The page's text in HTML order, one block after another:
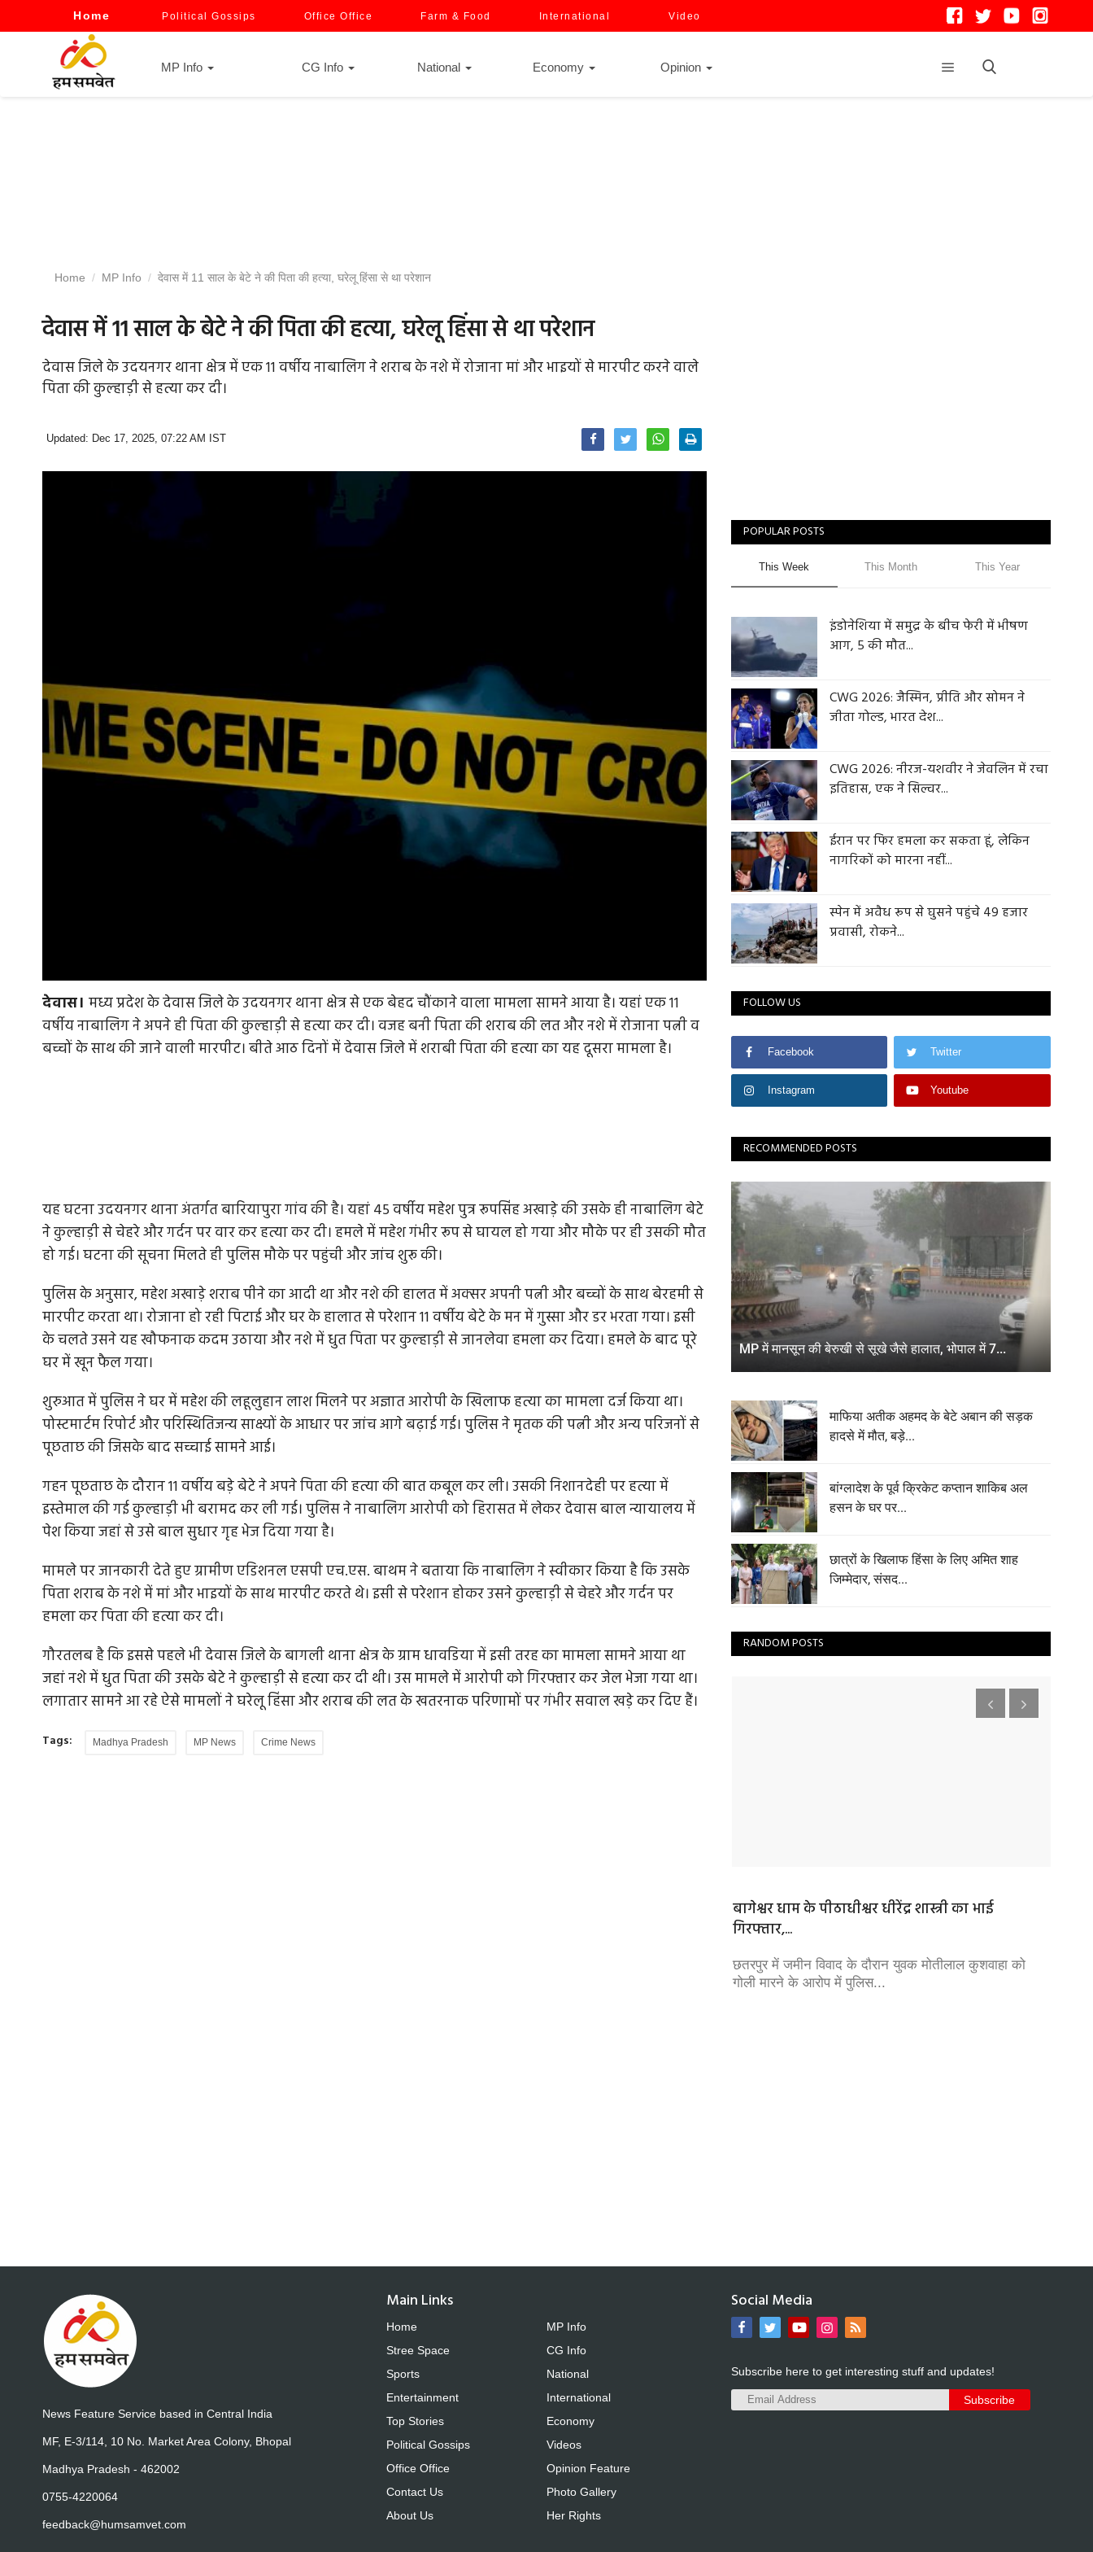
Home Political Gossips Office Office Farm & Food International Video
MP Info CG Info National Economy Opinion
Home MP Info देवास में 11 साल के बेटे ने की पिता की हत्या, घरेलू हिंसा से था परेशान
देवास में 11 साल के बेटे ने की पिता की हत्या, घरेलू हिंसा से था परेशान
देवास जिले के उदयनगर थाना क्षेत्र में एक 11 वर्षीय नाबालिग ने शराब के नशे में रोजाना मां और भाइयों से मारपीट करने वाले
पिता की कुल्हाड़ी से हत्या कर दी।
Updated: Dec 17, 2025, 07:22 AM IST
देवास। मध्य प्रदेश के देवास जिले के उदयनगर थाना क्षेत्र से एक बेहद चौंकाने वाला मामला सामने आया है। यहां एक 11
वर्षीय नाबालिग ने अपने ही पिता की कुल्हाड़ी से हत्या कर दी। वजह बनी पिता की शराब की लत और नशे में रोजाना पत्नी व
बच्चों के साथ की जाने वाली मारपीट। बीते आठ दिनों में देवास जिले में शराबी पिता की हत्या का यह दूसरा मामला है।
यह घटना उदयनगर थाना अंतर्गत बारियापुरा गांव की है। यहां 45 वर्षीय महेश पुत्र रूपसिंह अखाड़े की उसके ही नाबालिग बेटे
ने कुल्हाड़ी से चेहरे और गर्दन पर वार कर हत्या कर दी। हमले में महेश गंभीर रूप से घायल हो गया और मौके पर ही उसकी मौत
हो गई। घटना की सूचना मिलते ही पुलिस मौके पर पहुंची और जांच शुरू की।
पुलिस के अनुसार, महेश अखाड़े शराब पीने का आदी था और नशे की हालत में अक्सर अपनी पत्नी और बच्चों के साथ बेरहमी से
मारपीट करता था। रोजाना हो रही पिटाई और घर के हालात से परेशान 11 वर्षीय बेटे के मन में गुस्सा और डर भरता गया। इसी
के चलते उसने यह खौफनाक कदम उठाया और नशे में धुत पिता पर कुल्हाड़ी से जानलेवा हमला कर दिया। हमले के बाद पूरे
घर में खून फैल गया।
शुरुआत में पुलिस ने घर में महेश की लहूलुहान लाश मिलने पर अज्ञात आरोपी के खिलाफ हत्या का मामला दर्ज किया था।
पोस्टमार्टम रिपोर्ट और परिस्थितिजन्य साक्ष्यों के आधार पर जांच आगे बढ़ाई गई। पुलिस ने मृतक की पत्नी और अन्य परिजनों से
पूछताछ की जिसके बाद सच्चाई सामने आई।
गहन पूछताछ के दौरान 11 वर्षीय बड़े बेटे ने अपने पिता की हत्या की बात कबूल कर ली। उसकी निशानदेही पर हत्या में
इस्तेमाल की गई कुल्हाड़ी भी बरामद कर ली गई। पुलिस ने नाबालिग आरोपी को हिरासत में लेकर देवास बाल न्यायालय में
पेश किया जहां से उसे बाल सुधार गृह भेज दिया गया है।
मामले पर जानकारी देते हुए ग्रामीण एडिशनल एसपी एच.एस. बाथम ने बताया कि नाबालिग ने स्वीकार किया है कि उसके
पिता शराब के नशे में मां और भाइयों के साथ मारपीट करते थे। इसी से परेशान होकर उसने कुल्हाड़ी से चेहरे और गर्दन पर
हमला कर पिता की हत्या कर दी।
गौरतलब है कि इससे पहले भी देवास जिले के बागली थाना क्षेत्र के ग्राम धावडिया में इसी तरह का मामला सामने आया था
जहां नशे में धुत पिता की उसके बेटे ने कुल्हाड़ी से हत्या कर दी थी। उस मामले में आरोपी को गिरफ्तार कर जेल भेजा गया था।
लगातार सामने आ रहे ऐसे मामलों ने घरेलू हिंसा और शराब की लत के खतरनाक परिणामों पर गंभीर सवाल खड़े कर दिए हैं।
Tags: Madhya Pradesh MP News Crime News
POPULAR POSTS
This Week This Month This Year
इंडोनेशिया में समुद्र के बीच फेरी में भीषण
आग, 5 की मौत...
CWG 2026: जैस्मिन, प्रीति और सोमन ने
जीता गोल्ड, भारत देश...
CWG 2026: नीरज-यशवीर ने जेवलिन में रचा
इतिहास, एक ने सिल्वर...
ईरान पर फिर हमला कर सकता हूं, लेकिन
नागरिकों को मारना नहीं...
स्पेन में अवैध रूप से घुसने पहुंचे 49 हजार
प्रवासी, रोकने...
FOLLOW US
Facebook Twitter
Instagram Youtube
RECOMMENDED POSTS
MP में मानसून की बेरुखी से सूखे जैसे हालात, भोपाल में 7...
माफिया अतीक अहमद के बेटे अबान की सड़क
हादसे में मौत, बड़े...
बांग्लादेश के पूर्व क्रिकेट कप्तान शाकिब अल
हसन के घर पर...
छात्रों के खिलाफ हिंसा के लिए अमित शाह
जिम्मेदार, संसद...
RANDOM POSTS
बागेश्वर धाम के पीठाधीश्वर धीरेंद्र शास्त्री का भाई
गिरफ्तार,...
छतरपुर में जमीन विवाद के दौरान युवक मोतीलाल कुशवाहा को
गोली मारने के आरोप में पुलिस...
News Feature Service based in Central India
MF, E-3/114, 10 No. Market Area Colony, Bhopal
Madhya Pradesh - 462002
0755-4220064
feedback@humsamvet.com
Main Links
Home
Stree Space
Sports
Entertainment
Top Stories
Political Gossips
Office Office
Contact Us
About Us
MP Info
CG Info
National
International
Economy
Videos
Opinion Feature
Photo Gallery
Her Rights
Social Media
Subscribe here to get interesting stuff and updates!